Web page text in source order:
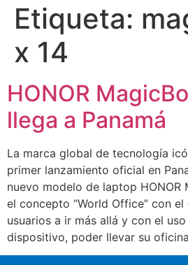
Etiqueta:
x 14
HONOR
llega a Panamá
La marca global de tecnología
primer lanzamiento oficial en
nuevo modelo de laptop HONOR
el concepto “World Office” con
usuarios a ir más allá y con el
dispositivo, poder llevar su